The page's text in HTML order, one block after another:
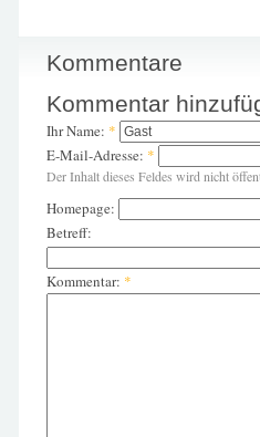
Kommentare
Kommentar
Ihr Name: *
E-Mail-Adresse: *
Der Inhalt dieses Feldes wird nicht
Homepage:
Betreff:
Kommentar: *